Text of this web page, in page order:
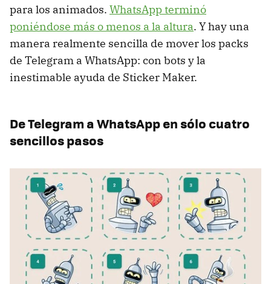
para los animados. WhatsApp terminó
poniéndose más o menos a la altura. Y hay una
manera realmente sencilla de mover los packs
de Telegram a WhatsApp: con bots y la
inestimable ayuda de Sticker Maker.
De Telegram a WhatsApp en sólo cuatro
sencillos pasos